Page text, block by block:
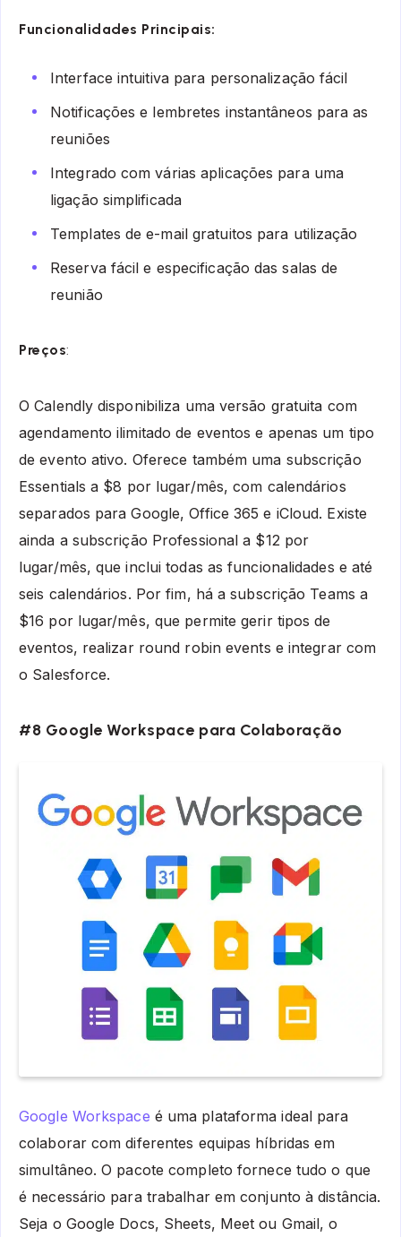
Funcionalidades Principais:
Interface intuitiva para personalização fácil
Notificações e lembretes instantâneos para as
reuniões
Integrado com várias aplicações para uma
ligação simplificada
Templates de e-mail gratuitos para utilização
Reserva fácil e especificação das salas de
reunião
Preços:
O Calendly disponibiliza uma versão gratuita com
agendamento ilimitado de eventos e apenas um tipo
de evento ativo. Oferece também uma subscrição
Essentials a $8 por lugar/mês, com calendários
separados para Google, Office 365 e iCloud. Existe
ainda a subscrição Professional a $12 por
lugar/mês, que inclui todas as funcionalidades e até
seis calendários. Por fim, há a subscrição Teams a
$16 por lugar/mês, que permite gerir tipos de
eventos, realizar round robin events e integrar com
o Salesforce.
#8 Google Workspace para Colaboração
Google Workspace é uma plataforma ideal para
colaborar com diferentes equipas híbridas em
simultâneo. O pacote completo fornece tudo o que
é necessário para trabalhar em conjunto à distância.
Seja o Google Docs, Sheets, Meet ou Gmail, o